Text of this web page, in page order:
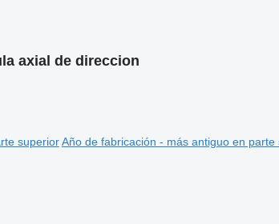
axial de direccion
superior Año de fabricación - más antiguo en parte